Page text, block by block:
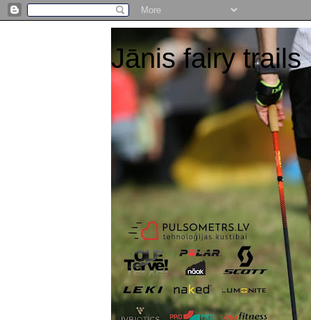
Jānis fairy trails